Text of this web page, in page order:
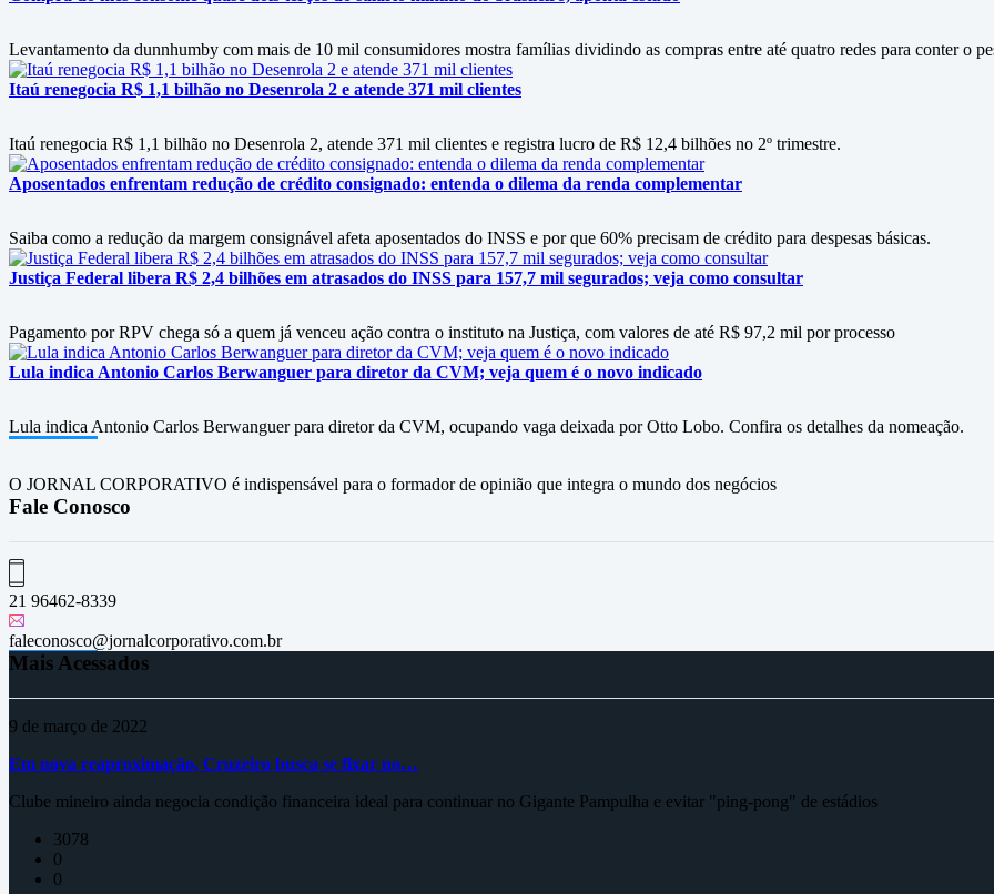
Levantamento da dunnhumby com mais de 10 mil consumidores mostra famílias dividindo as compras entre até quatro redes para conter o
Itaú renegocia R$ 1,1 bilhão no Desenrola 2 e atende 371 mil clientes
Itaú renegocia R$ 1,1 bilhão no Desenrola 2, atende 371 mil clientes e registra lucro de R$ 12,4 bilhões no 2º trimestre.
Aposentados enfrentam redução de crédito consignado: entenda o dilema da renda complementar
Saiba como a redução da margem consignável afeta aposentados do INSS e por que 60% precisam de crédito para despesas básicas.
Justiça Federal libera R$ 2,4 bilhões em atrasados do INSS para 157,7 mil segurados; veja como consultar
Pagamento por RPV chega só a quem já venceu ação contra o instituto na Justiça, com valores de até R$ 97,2 mil por processo
Lula indica Antonio Carlos Berwanguer para diretor da CVM; veja quem é o novo indicado
Lula indica Antonio Carlos Berwanguer para diretor da CVM, ocupando vaga deixada por Otto Lobo. Confira os detalhes da nomeação.
O JORNAL CORPORATIVO é indispensável para o formador de opinião que integra o mundo dos negócios
Fale Conosco
21 96462-8339
faleconosco@jornalcorporativo.com.br
Mais Acessados
9 de março de 2022
Em nova reaproximação, Cruzeiro busca se fixar no…
Clube mineiro ainda negocia condição financeira ideal para continuar no Gigante Pampulha e evitar "ping-pong" de estádios
3078
0
0